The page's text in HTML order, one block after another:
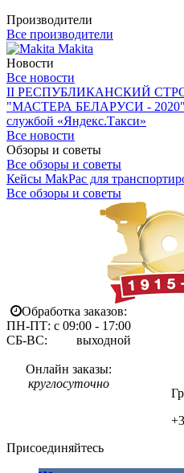
Производители
Все производители
Makita
Новости
Все новости
II РЕСПУБЛИКАНСКИЙ
"МАСТЕРА БЕЛАРУСИ - 2020"
службой «Яндекс.Такси»
Все новости
Обзоры и советы
Все обзоры и советы
Кейсы MakPac для
Все обзоры и советы
Обработка заказов:
ПН-ПТ: с 09:00 - 17:00
СБ-ВС: выходной
Онлайн заказы:
круглосуточно
Присоединяйтесь